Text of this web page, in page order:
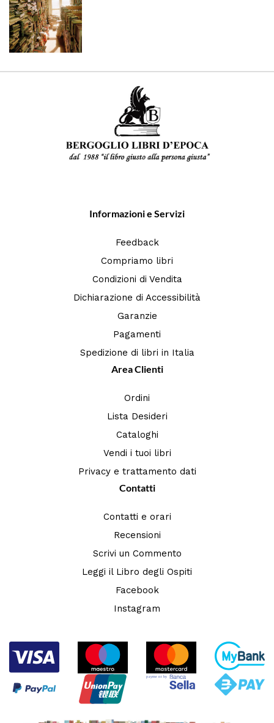
Informazioni e Servizi
Feedback
Compriamo libri
Condizioni di Vendita
Dichiarazione di Accessibilità
Garanzie
Pagamenti
Spedizione di libri in Italia
Area Clienti
Ordini
Lista Desideri
Cataloghi
Vendi i tuoi libri
Privacy e trattamento dati
Contatti
Contatti e orari
Recensioni
Scrivi un Commento
Leggi il Libro degli Ospiti
Facebook
Instagram